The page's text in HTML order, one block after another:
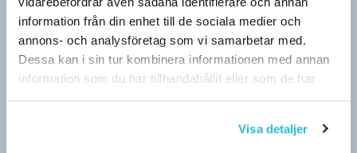
information från din enhet till de sociala medier och
annons- och analysföretag som vi samarbetar med.
Dessa kan i sin tur kombinera informationen med annan
information som du har tillhandahållit eller som de har
samlat in när du har använt deras tjänster.
Visa detaljer